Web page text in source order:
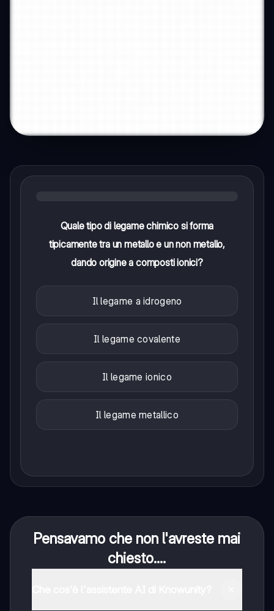
Quale tipo di legame chimico si forma
tipicamente tra un metallo e un non metallo,
dando origine a composti ionici?
Il legame a idrogeno
Il legame covalente
Il legame ionico
Il legame metallico
Pensavamo che non l'avreste mai
chiesto....